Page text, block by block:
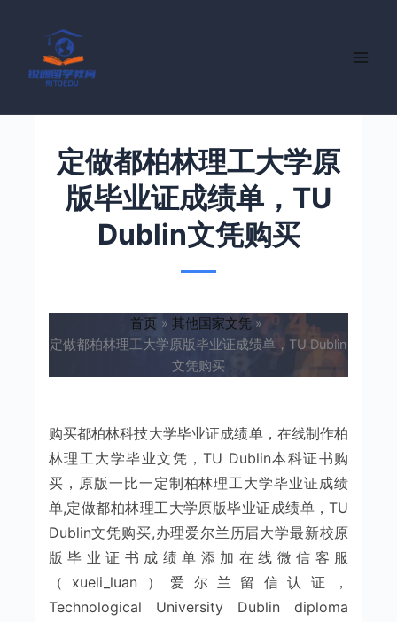
定做都柏林理工大学原
版毕业证成绩单，TU
Dublin文凭购买
首页
其他国家文凭
定做都柏林理工大学原版毕业证成绩单，TU Dublin
文凭购买
购买都柏林科技大学毕业证成绩单，在线制作柏
林理工大学毕业文凭，TU Dublin本科证书购
买，原版一比一定制柏林理工大学毕业证成绩
单,定做都柏林理工大学原版毕业证成绩单，TU
Dublin文凭购买,办理爱尔兰历届大学最新校原
版毕业证书成绩单添加在线微信客服
（xueli_luan）爱尔兰留信认证，
Technological University Dublin diploma